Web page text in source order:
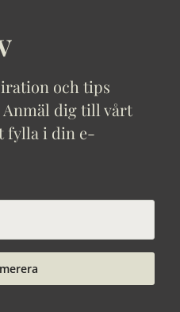
och tips
dig till vårt
fylla i din e-